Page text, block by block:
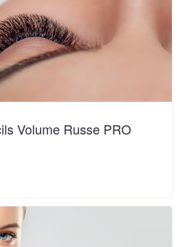
Volume Russe PRO